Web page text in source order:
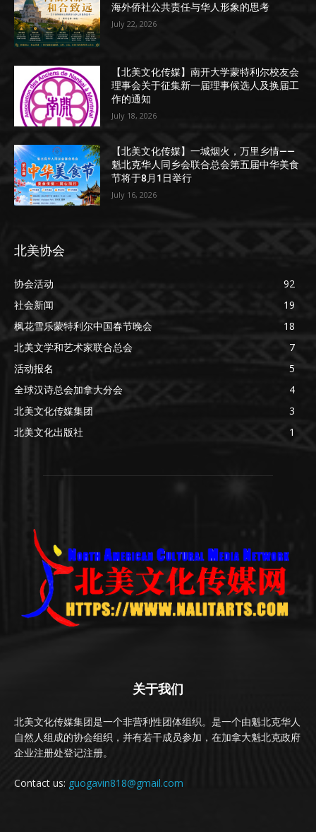
海外侨社公共责任与华人形象的思考
July 22, 2026
【北美文化传媒】南开大学蒙特利尔校友会
理事会关于征集新一届理事候选人及换届工
作的通知
July 18, 2026
【北美文化传媒】一城烟火，万里乡情——
魁北克华人同乡会联合总会第五届中华美食
节将于8月1日举行
July 16, 2026
北美协会
协会活动
92
社会新闻
19
枫花雪乐蒙特利尔中国春节晚会
18
北美文学和艺术家联合总会
7
活动报名
5
全球汉诗总会加拿大分会
4
北美文化传媒集团
3
北美文化出版社
1
关于我们
北美文化传媒集团是一个非营利性团体组织。是一个由魁北克华人
自然人组成的协会组织，并有若干成员参加，在加拿大魁北克政府
企业注册处登记注册。
Contact us: guogavin818@gmail.com